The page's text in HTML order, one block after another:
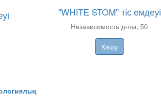
"WHITE STOM" тіс емдеуі
Независимость д-лы, 50
Көшу